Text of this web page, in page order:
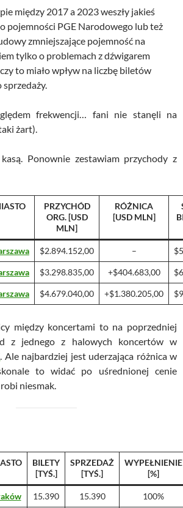
między 2017 a 2023 weszły jakieś
pojemności PGE Narodowego lub też
zmniejszające pojemność na
tylko o problemach z dźwigarem
to miało wpływ na liczbę biletów
frekwencji… fani nie stanęli na
żart).
Ponownie zestawiam przychody z
PRZYCHÓD
ORG. [USD
MLN]
RÓŻNICA
[USD MLN]
$2.894.152,00 –
$3.298.835,00 +$404.683,00
$4.679.040,00 +$1.380.205,00
między koncertami to na poprzedniej
z jednego z halowych koncertów w
. Ale najbardziej jest uderzająca różnica w
to widać po uśrednionej cenie
niesmak.
BILETY
[TYŚ.]
SPRZEDAŻ
[TYŚ.]
WYPEŁNIENIE
[%]
15.390 15.390 100%